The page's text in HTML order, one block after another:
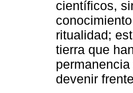
científicos,
ritualidad;
tierra que
devenir